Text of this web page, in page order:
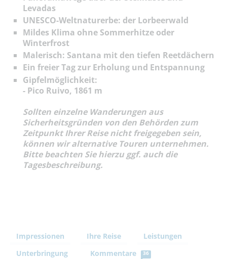
Levadas
UNESCO-Weltnaturerbe: der Lorbeerwald
Mildes Klima ohne Sommerhitze oder
Winterfrost
Malerisch: Santana mit den tiefen Reetdächern
Ein freier Tag zur Erholung und Entspannung
Gipfelmöglichkeit:
- Pico Ruivo, 1861 m
Sollten einzelne Wanderungen aus
Sicherheitsgründen von den Behörden zum
Zeitpunkt Ihrer Reise nicht freigegeben sein,
können wir alternative Touren unternehmen.
Bitte beachten Sie hierzu ggf. auch die
Tagesbeschreibung.
Impressionen Ihre Reise
Leistungen
Unterbringung
Kommentare 36